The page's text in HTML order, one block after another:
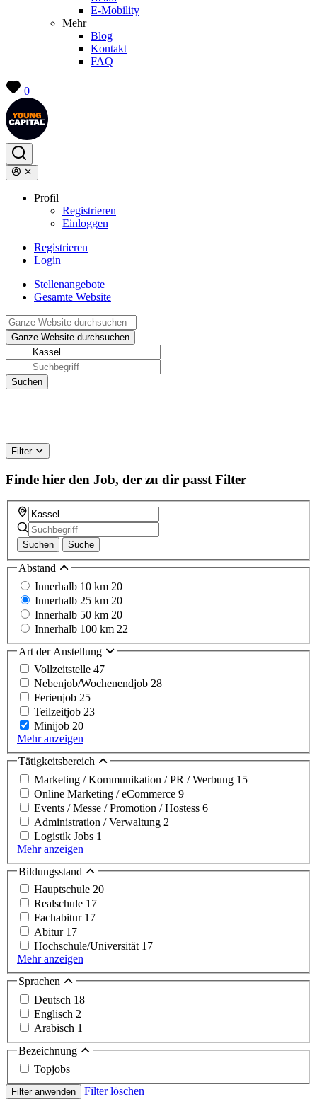
E-Mobility
Mehr
Blog
Kontakt
FAQ
0
Profil
Registrieren
Einloggen
Registrieren
Login
Stellenangebote
Gesamte Website
Filter
Finde hier den Job, der zu dir passt Filter
Suchen Suche
Abstand
Innerhalb 10 km 20
Innerhalb 25 km 20
Innerhalb 50 km 20
Innerhalb 100 km 22
Art der Anstellung
Vollzeitstelle 47
Nebenjob/Wochenendjob 28
Ferienjob 25
Teilzeitjob 23
Minijob 20
Mehr anzeigen
Tätigkeitsbereich
Marketing / Kommunikation / PR / Werbung 15
Online Marketing / eCommerce 9
Events / Messe / Promotion / Hostess 6
Administration / Verwaltung 2
Logistik Jobs 1
Mehr anzeigen
Bildungsstand
Hauptschule 20
Realschule 17
Fachabitur 17
Abitur 17
Hochschule/Universität 17
Mehr anzeigen
Sprachen
Deutsch 18
Englisch 2
Arabisch 1
Bezeichnung
Topjobs
Filter anwenden Filter löschen